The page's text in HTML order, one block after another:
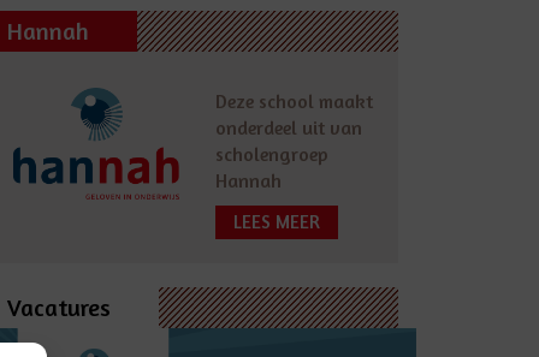
Hannah
Deze school maakt
onderdeel uit van
scholengroep
Hannah
LEES MEER
Vacatures